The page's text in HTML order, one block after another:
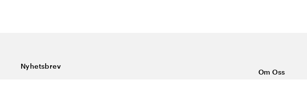
Nyhetsbrev
Om Oss